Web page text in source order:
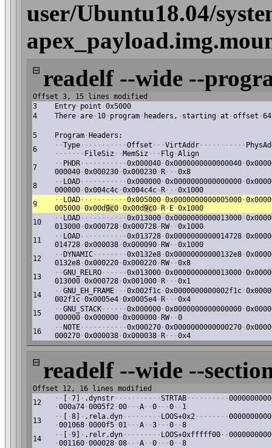
user/Ubuntu18.04/
⊟ readelf --wide --
Offset 3, 15 lines modified
3
Entry · point ·0x5000
4
There ·are · 10 · program · headers, · starting ·at ·offset ·64
5 Program · Headers:
6
· ·Type · · · · · · · · · · ·Offset · · ·VirtAddr · · · · · · · · · · ·
· · · · · · · FileSiz · · MemSiz · · · Flg ·Align
7
· · PHDR · · · · · · · · · · ·0x000040 ·0x0000000000000040 ·
000040 ·0x000230 ·0x000230 · R · · ·0x8
8
· · LOAD · · · · · · · · · · ·0x000000 ·0x0000000000000000 ·
000000 ·0x004c4c ·0x004c4c · R · · ·0x1000
9
· · LOAD · · · · · · · · · · ·0x005000 ·0x0000000000005000 ·
005000 ·0x00d9c0 ·0x00d9c0 · R · E ·0x1000
10
· · LOAD · · · · · · · · · · ·0x013000 ·0x0000000000013000 ·
013000 ·0x000728 ·0x000728 · RW· ·0x1000
11
· · LOAD · · · · · · · · · · ·0x013728 ·0x0000000000014728 ·
014728 ·0x000038 ·0x000090 · RW· ·0x1000
12
· · DYNAMIC · · · · · · · ·0x0132e8 ·0x00000000000132e8 ·
0132e8 ·0x000220 ·0x000220 · RW· ·0x8
13
· ·GNU_RELRO · · · · · ·0x013000 ·0x0000000000013000 ·
013000 ·0x000728 ·0x001000 · R · · ·0x1
14
· ·GNU_EH_FRAME · · ·0x002f1c ·0x0000000000002f1c ·
002f1c ·0x0005e4 ·0x0005e4 · R · · ·0x4
15
· ·GNU_STACK · · · · · ·0x000000 ·0x0000000000000000 ·
000000 ·0x000000 ·0x000000 · RW· ·0
16
· · NOTE · · · · · · · · · · ·0x000270 ·0x0000000000000270 ·
000270 ·0x000038 ·0x000038 · R · · ·0x4
⊟ readelf --wide --
Offset 12, 16 lines modified
12
· · ·7] · .dynstr · · · · · · · · · · ·STRTAB · · · · · · · · · ·
·000a74 ·0005f2 ·00 · · ·A · ·0 · · ·0 · · 1
13
· · ·8] · .rela.dyn · · · · · · · · · LOOS+0x2 · · · · · · · ·
·001068 ·0000f5 ·01 · · ·A · ·3 · · ·0 · ·8
14
· · ·9] · .relr.dyn · · · · · · · · · LOOS+0xfffff00 · ·
·001160 ·000028 ·08 · · ·A · ·0 · · ·0 · ·8